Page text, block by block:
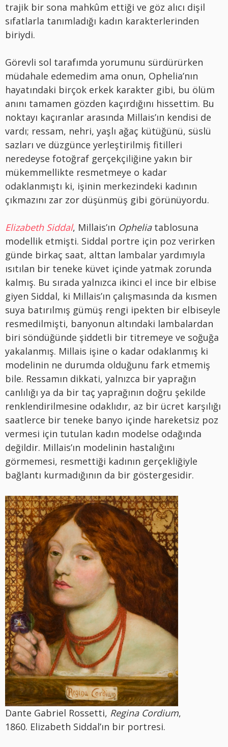
trajik bir sona mahkûm ettiği ve göz alıcı dişil
sıfatlarla tanımladığı kadın karakterlerinden
biriydi.
Görevli sol tarafımda yorumunu sürdürürken
müdahale edemedim ama onun, Ophelia’nın
hayatındaki birçok erkek karakter gibi, bu ölüm
anını tamamen gözden kaçırdığını hissettim. Bu
noktayı kaçıranlar arasında Millais’ın kendisi de
vardı; ressam, nehri, yaşlı ağaç kütüğünü, süslü
sazları ve düzgünce yerleştirilmiş fitilleri
neredeyse fotoğraf gerçekçiliğine yakın bir
mükemmellikte resmetmeye o kadar
odaklanmıştı ki, işinin merkezindeki kadının
çıkmazını zar zor düşünmüş gibi görünüyordu.
Elizabeth Siddal, Millais’ın Ophelia tablosuna
modellik etmişti. Siddal portre için poz verirken
günde birkaç saat, alttan lambalar yardımıyla
ısıtılan bir teneke küvet içinde yatmak zorunda
kalmış. Bu sırada yalnızca ikinci el ince bir elbise
giyen Siddal, ki Millais’ın çalışmasında da kısmen
suya batırılmış gümüş rengi ipekten bir elbiseyle
resmedilmişti, banyonun altındaki lambalardan
biri söndüğünde şiddetli bir titremeye ve soğuğa
yakalanmış. Millais işine o kadar odaklanmış ki
modelinin ne durumda olduğunu fark etmemiş
bile. Ressamın dikkati, yalnızca bir yaprağın
canlılığı ya da bir taç yaprağının doğru şekilde
renklendirilmesine odaklıdır, az bir ücret karşılığı
saatlerce bir teneke banyo içinde hareketsiz poz
vermesi için tutulan kadın modelse odağında
değildir. Millais’ın modelinin hastalığını
görmemesi, resmettiği kadının gerçekliğiyle
bağlantı kurmadığının da bir göstergesidir.
Dante Gabriel Rossetti, Regina Cordium,
1860. Elizabeth Siddal’ın bir portresi.